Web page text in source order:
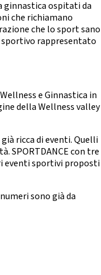
ginnastica ospitati da
che richiamano
che lo sport sano
rappresentato
e Ginnastica in
della Wellness valley
ricca di eventi. Quelli
SPORTDANCE con tre
eventi sportivi proposti
sono già da